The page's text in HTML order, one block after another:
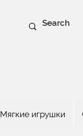
Мягкие игрушки